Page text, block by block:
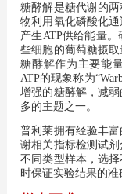
糖酵解是糖代谢的
物利用氧化磷酸化
产生ATP供给能量
些细胞的葡萄糖摄
糖酵解作为主要能
ATP的现象称为
增强的糖酵解，减
多的主题之一。
普利莱拥有经验丰
谢相关指标检测试
不同类型样本，选
时保证实验结果的准